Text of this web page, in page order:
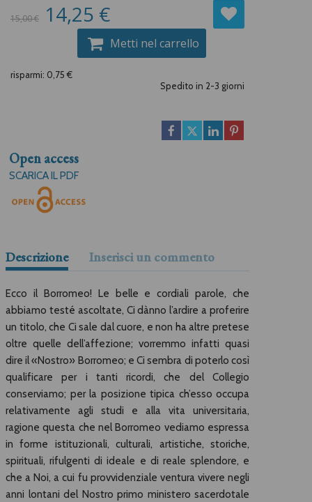
15,00 € 14,25 €
Metti nel carrello
risparmi: 0,75 €
Spedito in 2-3 giorni
Open access
SCARICA IL PDF
Descrizione Inserisci un commento
Ecco il Borromeo! Le belle e cordiali parole, che
abbiamo testé ascoltate, Ci dànno l’ardire a proferire
un titolo, che Ci sale dal cuore, e non ha altre pretese
oltre quelle dell’affezione; vorremmo infatti quasi
dire il «Nostro» Borromeo; e Ci sembra di poterlo così
qualificare per i tanti ricordi, che del Collegio
conserviamo; per la posizione tipica ch’esso occupa
relativamente agli studi e alla vita universitaria,
ragione questa che nel Borromeo vediamo espressa
in forme istituzionali, culturali, artistiche, storiche,
spirituali, rifulgenti di ideale e di reale splendore, e
che a Noi, a cui fu provvidenziale ventura vivere negli
anni lontani del Nostro primo ministero sacerdotale